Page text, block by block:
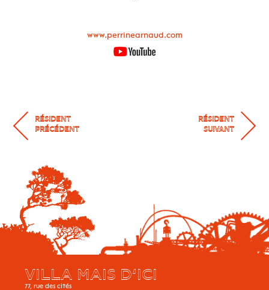
www.perrinearnaud.com
RÉSIDENT
PRÉCÉDENT
RÉSIDENT
SUIVANT
VILLA MAIS D’ICI
77, rue des cités